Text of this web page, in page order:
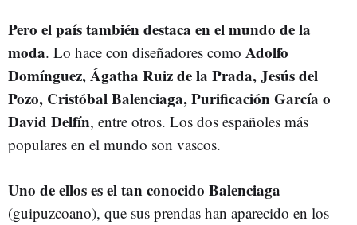
Pero el país también destaca en el mundo de la
moda. Lo hace con diseñadores como Adolfo
Domínguez, Ágatha Ruiz de la Prada, Jesús del
Pozo, Cristóbal Balenciaga, Purificación García o
David Delfín, entre otros. Los dos españoles más
populares en el mundo son vascos.
Uno de ellos es el tan conocido Balenciaga
(guipuzcoano), que sus prendas han aparecido en los